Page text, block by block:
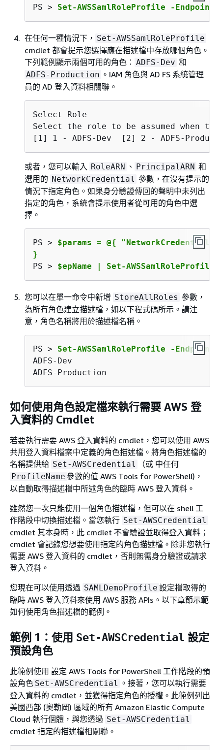
PS > Set-AWSSamlRoleProfile -
在任何一種情況下， Set-AWSSamlRoleProfile
cmdlet 都會提示您選擇應在描述檔中存放哪個角色。
下列範例顯示兩個可用的角色： ADFS-Dev 和
ADFS-Production 。IAM 角色與 AD FS 系統管理
員的 AD 登入資料相關聯。
Select Role
Select the role to be assumed when
[1] 1 - ADFS-Dev  [2] 2 - ADFS-
或者，您可以輸入 RoleARN 、 PrincipalARN 和
選用的 NetworkCredential 參數，在沒有提示的
情況下指定角色。如果身分驗證傳回的聲明中未列出
指定的角色，系統會提示使用者從可用的角色中選
擇。
PS > $params = @{
}
PS > $epName | Set-AWSSamlRoleProfile
您可以在單一命令中新增 StoreAllRoles 參數，
為所有角色建立描述檔，如以下程式碼所示。請注
意，角色名稱將用於描述檔名稱。
PS > Set-AWSSamlRoleProfile -
ADFS-Dev
ADFS-Production
如何使用角色設定檔來執行需要 AWS 登
入資料的 Cmdlet
若要執行需要 AWS 登入資料的 cmdlet，您可以使用 AWS
共用登入資料檔案中定義的角色描述檔。將角色描述檔的
名稱提供給 Set-AWSCredential （或 中任何
ProfileName 參數的值 AWS Tools for PowerShell)，
以自動取得描述檔中所述角色的臨時 AWS 登入資料。
雖然您一次只能使用一個角色描述檔，但可以在 shell 工
作階段中切換描述檔。當您執行 Set-AWSCredential
cmdlet 其本身時，此 cmdlet 不會驗證並取得登入資料；
cmdlet 會記錄您想要使用指定的角色描述檔。除非您執行
需要 AWS 登入資料的 cmdlet，否則無需身分驗證或請求
登入資料。
您現在可以使用透過 SAMLDemoProfile 設定檔取得的
臨時 AWS 登入資料來使用 AWS 服務 APIs。以下章節示範
如何使用角色描述檔的範例。
範例 1：使用 Set-AWSCredential 設定
預設角色
此範例使用 設定 AWS Tools for PowerShell 工作階段的預
設角色 Set-AWSCredential 。接著，您可以執行需要
登入資料的 cmdlet，並獲得指定角色的授權。此範例列出
美國西部 (奧勒岡) 區域的所有 Amazon Elastic Compute
Cloud 執行個體，與您透過 Set-AWSCredential
cmdlet 指定的描述檔相關聯。